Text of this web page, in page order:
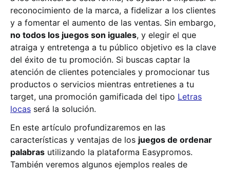
reconocimiento de la marca, a fidelizar a los clientes
y a fomentar el aumento de las ventas. Sin embargo,
no todos los juegos son iguales, y elegir el que
atraiga y entretenga a tu público objetivo es la clave
del éxito de tu promoción. Si buscas captar la
atención de clientes potenciales y promocionar tus
productos o servicios mientras entretienes a tu
target, una promoción gamificada del tipo Letras
locas será la solución.
En este artículo profundizaremos en las
características y ventajas de los juegos de ordenar
palabras utilizando la plataforma Easypromos.
También veremos algunos ejemplos reales de